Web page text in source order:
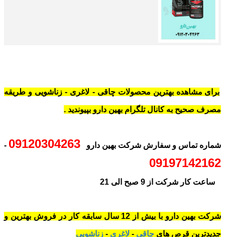
برای مشاهده بهترین محصولات چاقی - لاغری - زناشویی و طریقه
مصرف صحیح به کانال تلگرام بهین دارو بپیوندید .
شماره تماس و سفارش شرکت بهین دارو 09120304263
-
09197142162
ساعت کار شرکت از 9 صبح الی 21
شرکت بهین دارو با بیش از 12 سال سابقه کار در فروش بهترین و
جدیدترین قرص های چاقی - لاغری - زناشویی